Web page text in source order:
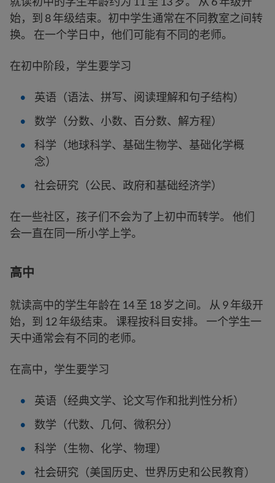
始，到 8 年级结束。初中学生通常在不同教室之间转
换。 在一个学日中，他们可能有不同的老师。
在初中阶段，学生要学习
英语（语法、拼写、阅读理解和句子结构）
数学（分数、小数、百分数、解方程）
科学（地球科学、基础生物学、基础化学概
念）
社会研究（公民、政府和基础经济学）
在一些社区，孩子们不会为了上初中而转学。 他们
会一直在同一所小学上学。
高中
就读高中的学生年龄在 14 至 18 岁之间。 从 9 年级开
始，到 12 年级结束。 课程按科目安排。 一个学生一
天中通常会有不同的老师。
在高中，学生要学习
英语（经典文学、论文写作和批判性分析）
数学（代数、几何、微积分）
科学（生物、化学、物理）
社会研究（美国历史、世界历史和公民教育）